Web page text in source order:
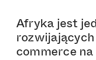
Afryka jest
commerce